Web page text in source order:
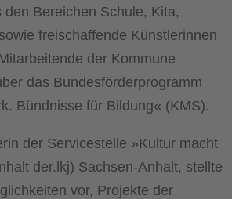
den Bereichen Schule, Kita,
freischaffende Künstlerinnen
der Kommune
das Bundesförderprogramm
Bündnisse für Bildung« (KMS).
der Servicestelle »Kultur macht
der.lkj) Sachsen-Anhalt, stellte
vor, Projekte der